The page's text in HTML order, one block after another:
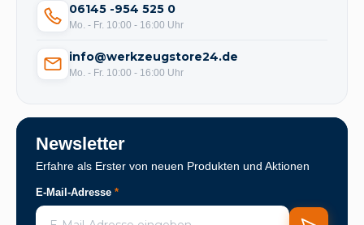
06145 -954 525 0
Mo. - Fr. 10:00 - 16:00 Uhr
info@werkzeugstore24.de
Mo. - Fr. 10:00 - 16:00 Uhr
Newsletter
Erfahre als Erster von neuen Produkten und Aktionen
E-Mail-Adresse *